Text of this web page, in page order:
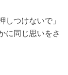
しつけないで」
に同じ思いをさ